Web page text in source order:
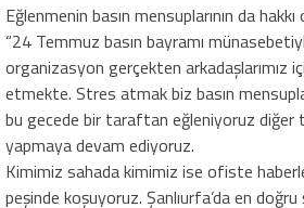
Eğlenmenin basın mensuplarının da
“24 Temmuz basın bayramı
organizasyon gerçekten arkadaşlarımız
etmekte. Stres atmak biz basın
bu gecede bir taraftan eğleniyoruz
yapmaya devam ediyoruz.
Kimimiz sahada kimimiz ise ofiste
peşinde koşuyoruz. Şanlıurfa’da en doğru